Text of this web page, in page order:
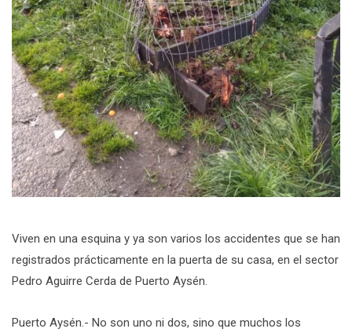
Viven en una esquina y ya son varios los accidentes que se han
registrados prácticamente en la puerta de su casa, en el sector
Pedro Aguirre Cerda de Puerto Aysén.
Puerto Aysén.- No son uno ni dos, sino que muchos los